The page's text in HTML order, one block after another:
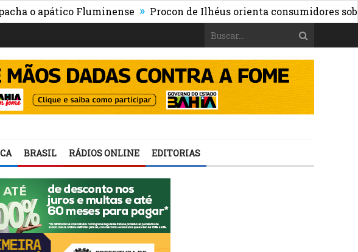
apático Fluminense » Procon de Ilhéus orienta consumidores sobre os
BRASIL RÁDIOS ONLINE EDITORIAS